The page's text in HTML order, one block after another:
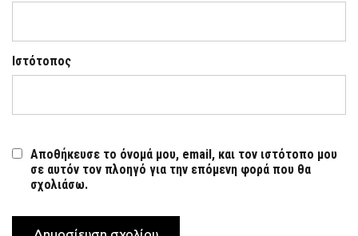
Ιστότοπος
Αποθήκευσε το όνομά μου, email, και τον ιστότοπο μου
σε αυτόν τον πλοηγό για την επόμενη φορά που θα
σχολιάσω.